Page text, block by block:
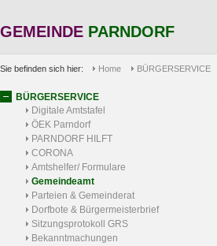
GEMEINDE PARNDORF
Sie befinden sich hier: Home BÜRGERSERVICE
BÜRGERSERVICE
Digitale Amtstafel
ÖEK Parndorf
PARNDORF HILFT
CORONA
Amtshelfer/ Formulare
Gemeindeamt
Parteien & Gemeinderat
Dorfbote & Bürgermeisterbrief
Sitzungsprotokoll GRS
Bekanntmachungen